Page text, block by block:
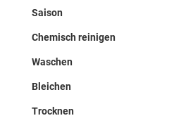
Saison
Chemisch reinigen
Waschen
Bleichen
Trocknen